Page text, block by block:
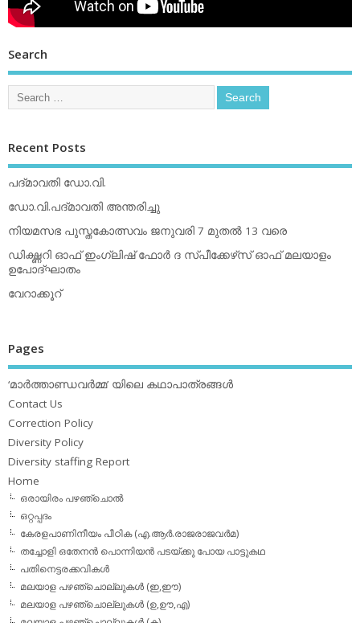
Search
Recent Posts
പദ്മാവതി ഡോ.വി.
ഡോ.വി.പദ്മാവതി അന്തരിച്ചു
നിയമസഭ പുസ്തകോത്സവം ജനുവരി 7 മുതല്‍ 13 വരെ
ഡിക്ഷ്ണറി ഓഫ് ഇംഗ്ലിഷ് ഫോര്‍ ദ സ്പീക്കേഴ്‌സ് ഓഫ് മലയാളം
ഉപോദ്ഘാതം
വേറാക്കൂറ്
Pages
‘മാര്‍ത്താണ്ഡവര്‍മ്മ’ യിലെ കഥാപാത്രങ്ങള്‍
Contact Us
Correction Policy
Diversity Policy
Diversity staffing Report
Home
ഒരായിരം പഴഞ്ചൊല്‍
ഒറ്റപ്പദം
കേരളപാണിനീയം പീഠിക (എ.ആര്‍.രാജരാജവര്‍മ)
തച്ചോളി ഒതേനൻ പൊന്നിയൻ പടയ്‌ക്കു പോയ പാട്ടുകഥ
പതിനെട്ടരക്കവികള്‍
മലയാള പഴഞ്ചൊല്ലുകള്‍ (ഇ,ഈ)
മലയാള പഴഞ്ചൊല്ലുകള്‍ (ഉ,ഊ,എ)